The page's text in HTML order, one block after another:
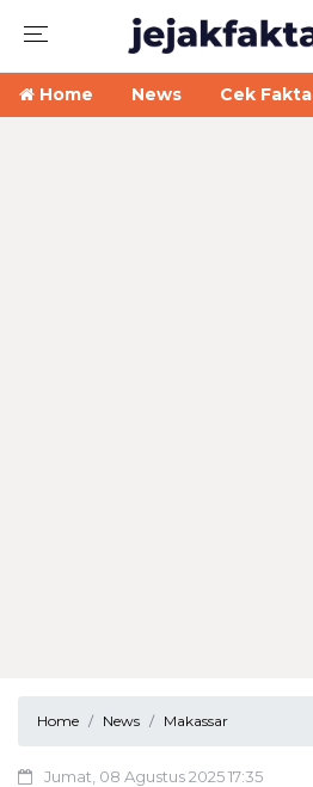
Home News Cek Fakta
Home News Makassar
Jumat, 08 Agustus 2025 17:35